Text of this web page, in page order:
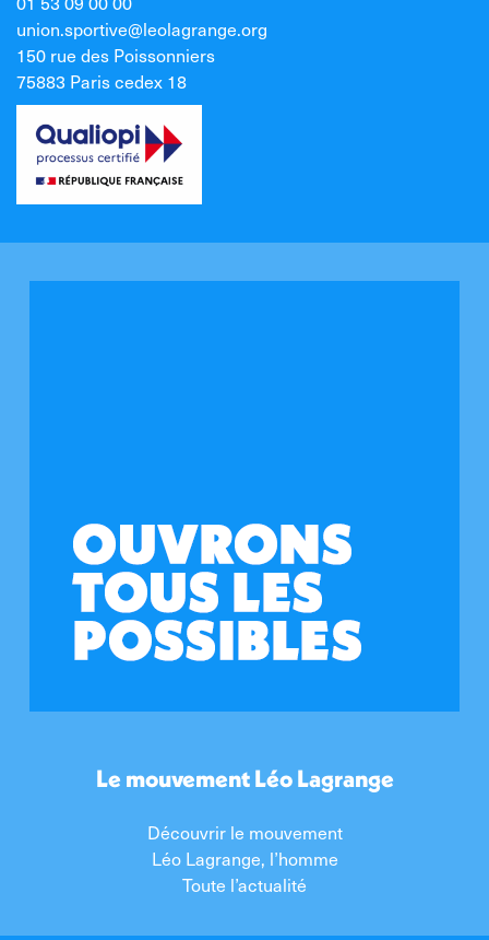
union.sportive@leolagrange.org
150 rue des Poissonniers
75883 Paris cedex 18
Le mouvement Léo Lagrange
Découvrir le mouvement
Léo Lagrange, l’homme
Toute l’actualité